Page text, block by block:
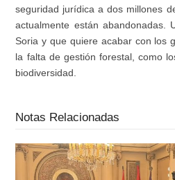
seguridad jurídica a dos millones
actualmente están abandonadas.
Soria y que quiere acabar con los
la falta de gestión forestal, como
biodiversidad.
Notas Relacionadas